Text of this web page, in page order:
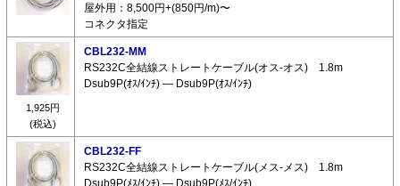
屋外用：8,500円+(850円/m)〜
コネクタ指定
1,925円
(税込)
CBL232-MM
RS232C全結線ストレートケーブル(オス-オス) 1.8m
Dsub9P(ｵｽ/ｲﾝﾁ) ― Dsub9P(ｵｽ/ｲﾝﾁ)
CBL232-FF
RS232C全結線ストレートケーブル(メス-メス) 1.8m
Dsub9P(ﾒｽ/ｲﾝﾁ) ― Dsub9P(ﾒｽ/ｲﾝﾁ)